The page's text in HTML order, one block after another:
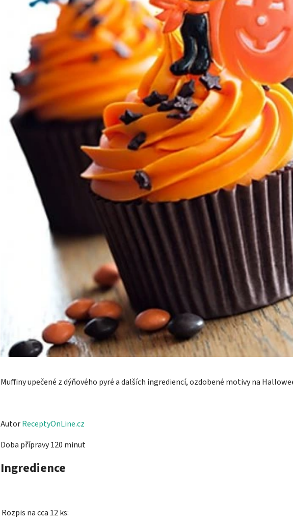
Muffiny upečené z dýňového pyré a dalších ingrediencí, ozdobené motivy na
AutorReceptyOnLine.cz
Doba přípravy 120 minut
Ingredience
Rozpis na cca 12 ks: